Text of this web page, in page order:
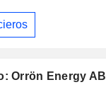
Orrön Energy AB